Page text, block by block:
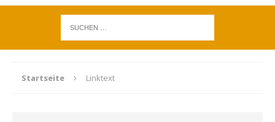
Startseite Linktext